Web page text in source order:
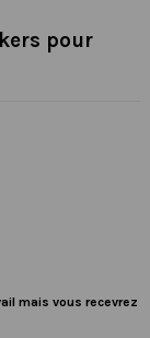
pour
mais vous recevrez